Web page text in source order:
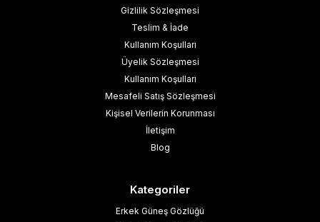
Gizlilik Sözleşmesi
Teslim & İade
Kullanım Koşulları
Üyelik Sözleşmesi
Kullanım Koşulları
Mesafeli Satış Sözleşmesi
Kişisel Verilerin Korunması
İletişim
Blog
Kategoriler
Erkek Güneş Gözlüğü